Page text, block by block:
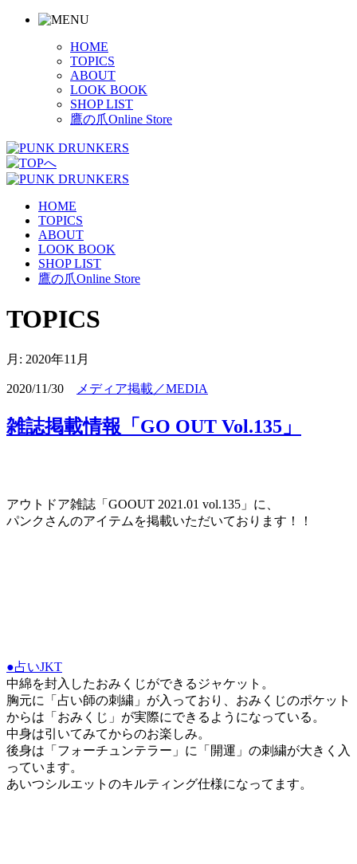
HOME
TOPICS
ABOUT
LOOK BOOK
SHOP LIST
鷹の爪Online Store
HOME
TOPICS
ABOUT
LOOK BOOK
SHOP LIST
鷹の爪Online Store
TOPICS
月: 2020年11月
2020/11/30 メディア掲載／MEDIA
雑誌掲載情報「GO OUT Vol.135」
アウトドア雑誌「GOOUT 2021.01 vol.135」に、
パンクさんのアイテムを掲載いただいております！！
●占いJKT
中綿を封入したおみくじができるジャケット。
胸元に「占い師の刺繍」が入っており、おみくじのポケット
からは「おみくじ」が実際にできるようになっている。
中身は引いてみてからのお楽しみ。
後身は「フォーチュンテラー」に「開運」の刺繍が大きく入
っています。
あいつシルエットのキルティング仕様になってます。